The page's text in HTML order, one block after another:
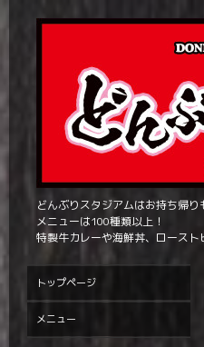
どんぶりスタジアムはお持ち帰
メニューは100種類以上！
特製牛カレーや海鮮丼、ロース
トップページ
メニュー